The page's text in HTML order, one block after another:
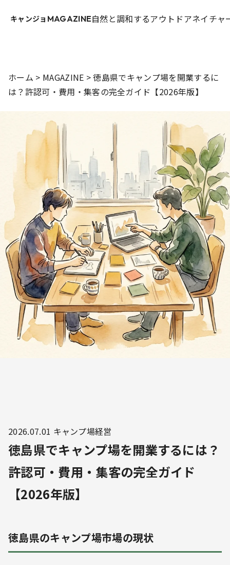
キャンジョ MAGAZINE自然と調和するアウトドアネイチャ
ホーム > MAGAZINE >徳島県でキャンプ場を開業するに
は？許認可・費用・集客の完全ガイド【2026年版】
2026.07.01 キャンプ場経営
徳島県でキャンプ場を開業するには？
許認可・費用・集客の完全ガイド
【2026年版】
徳島県のキャンプ場市場の現状